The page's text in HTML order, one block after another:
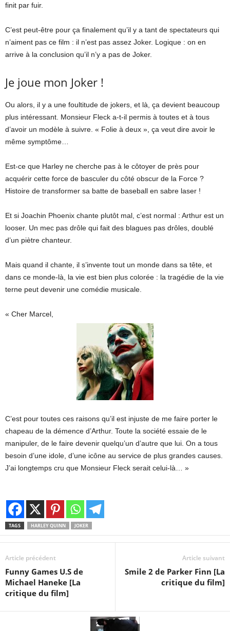
finit par fuir.
C’est peut-être pour ça finalement qu’il y a tant de spectateurs qui
n’aiment pas ce film : il n’est pas assez Joker. Logique : on en
arrive à la conclusion qu’il n’y a pas de Joker.
Je joue mon Joker !
Ou alors, il y a une foultitude de jokers, et là, ça devient beaucoup
plus intéressant. Monsieur Fleck a-t-il permis à toutes et à tous
d’avoir un modèle à suivre. « Folie à deux », ça veut dire avoir le
même symptôme…
Est-ce que Harley ne cherche pas à le côtoyer de près pour
acquérir cette force de basculer du côté obscur de la Force ?
Histoire de transformer sa batte de baseball en sabre laser !
Et si Joachin Phoenix chante plutôt mal, c’est normal : Arthur est un
looser. Un mec pas drôle qui fait des blagues pas drôles, doublé
d’un piètre chanteur.
Mais quand il chante, il s’invente tout un monde dans sa tête, et
dans ce monde-là, la vie est bien plus colorée : la tragédie de la vie
terne peut devenir une comédie musicale.
« Cher Marcel,
C’est pour toutes ces raisons qu’il est injuste de me faire porter le
chapeau de la démence d’Arthur. Toute la société essaie de le
manipuler, de le faire devenir quelqu’un d’autre que lui. On a tous
besoin d’une idole, d’une icône au service de plus grandes causes.
J’ai longtemps cru que Monsieur Fleck serait celui-là… »
TAGS HARLEY QUINN JOKER
Article précédent
Funny Games U.S de
Michael Haneke [La
critique du film]
Article suivant
Smile 2 de Parker Finn [La
critique du film]